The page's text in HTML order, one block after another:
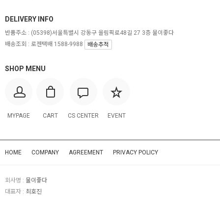
SHOP MENU
MYPAGE CART CS CENTER EVENT
DELIVERY INFO
반품주소 : (05398)서울특별시 강동구 올림픽로48길 27 3층 물이좋다
배송조회 : 로젠택배 1588-9988
배송추적
HOME COMPANY AGREEMENT PRIVACY POLICY
회사명 : 물이좋다
대표자 : 최호진